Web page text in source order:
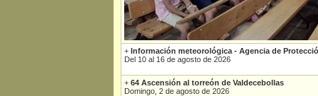
+ Información meteorológica - Agencia de
Del 10 al 16 de agosto de 2026
+ 64 Ascensión al torreón de Valdecebollas
Domingo, 2 de agosto de 2026